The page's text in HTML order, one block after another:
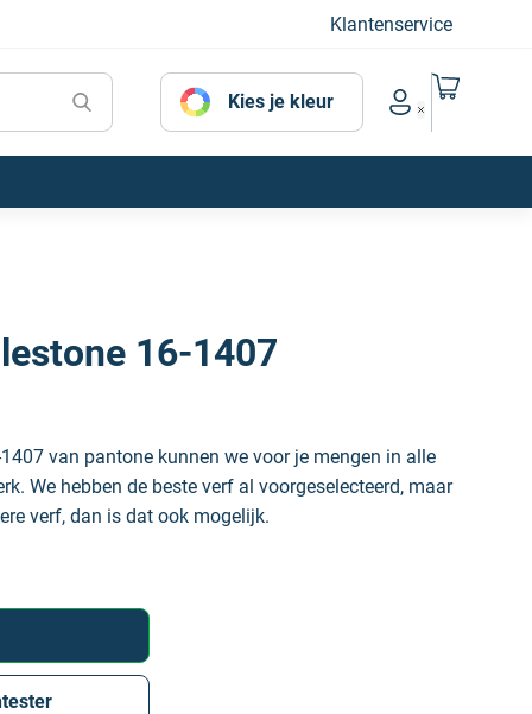
Klantenservice
Kies je kleur
Account menu
Naar mijn
16-1407
van pantone kunnen we voor je mengen in alle
We hebben de beste verf al voorgeselecteerd, maar
verf, dan is dat ook mogelijk.